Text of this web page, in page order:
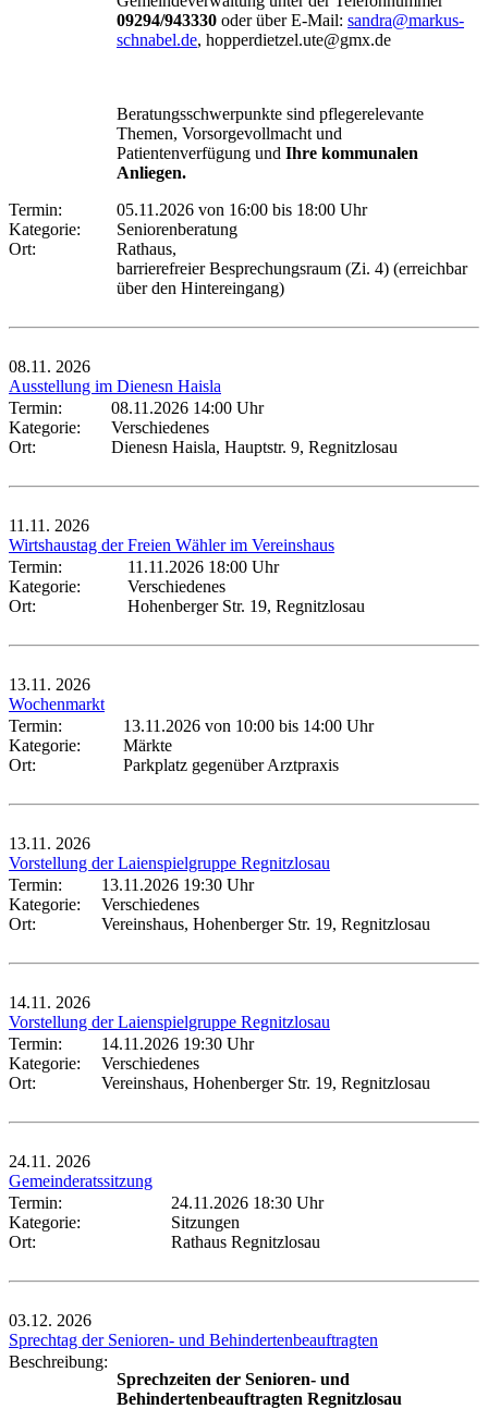
09294/943330 oder über E-Mail: sandra@markus-
schnabel.de, hopperdietzel.ute@gmx.de
Beratungsschwerpunkte sind pflegerelevante
Themen, Vorsorgevollmacht und
Patientenverfügung und Ihre kommunalen
Anliegen.
Termin:
05.11.2026 von 16:00 bis 18:00 Uhr
Kategorie:
Seniorenberatung
Ort:
Rathaus,
barrierefreier Besprechungsraum (Zi. 4) (erreichbar
über den Hintereingang)
08.11. 2026
Ausstellung im Dienesn Haisla
Termin:
08.11.2026 14:00 Uhr
Kategorie:
Verschiedenes
Ort:
Dienesn Haisla, Hauptstr. 9, Regnitzlosau
11.11. 2026
Wirtshaustag der Freien Wähler im Vereinshaus
Termin:
11.11.2026 18:00 Uhr
Kategorie:
Verschiedenes
Ort:
Hohenberger Str. 19, Regnitzlosau
13.11. 2026
Wochenmarkt
Termin:
13.11.2026 von 10:00 bis 14:00 Uhr
Kategorie:
Märkte
Ort:
Parkplatz gegenüber Arztpraxis
13.11. 2026
Vorstellung der Laienspielgruppe Regnitzlosau
Termin:
13.11.2026 19:30 Uhr
Kategorie:
Verschiedenes
Ort:
Vereinshaus, Hohenberger Str. 19, Regnitzlosau
14.11. 2026
Vorstellung der Laienspielgruppe Regnitzlosau
Termin:
14.11.2026 19:30 Uhr
Kategorie:
Verschiedenes
Ort:
Vereinshaus, Hohenberger Str. 19, Regnitzlosau
24.11. 2026
Gemeinderatssitzung
Termin:
24.11.2026 18:30 Uhr
Kategorie:
Sitzungen
Ort:
Rathaus Regnitzlosau
03.12. 2026
Sprechtag der Senioren- und Behindertenbeauftragten
Beschreibung:
Sprechzeiten der Senioren- und
Behindertenbeauftragten Regnitzlosau